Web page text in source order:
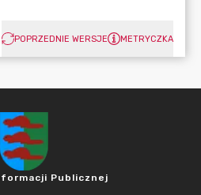
POPRZEDNIE WERSJE METRYCZKA
Publicznej